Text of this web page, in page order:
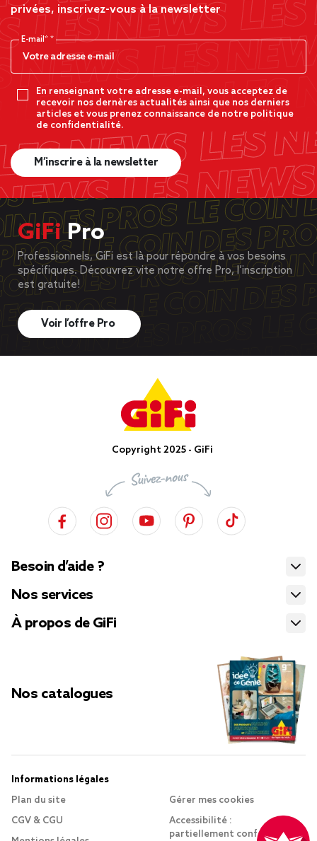
privées, inscrivez-vous à la newsletter
E-mail*
En renseignant votre adresse e-mail, vous acceptez de
recevoir nos dernères actualités ainsi que nos derniers
articles et vous prenez connaissance de notre politique
de confidentialité.
M’inscrire à la newsletter
GiFiPro
Professionnels, GiFi est là pour répondre à vos besoins
spécifiques. Découvrez vite notre offre Pro, l’inscription
est gratuite!
Voir l’offre Pro
Copyright 2025 - GiFi
Besoin d’aide ?
Nos services
À propos de GiFi
Nos catalogues
Informations légales
Plan du site
CGV & CGU
Gérer mes cookies
Accessibilité :
partiellement conforme